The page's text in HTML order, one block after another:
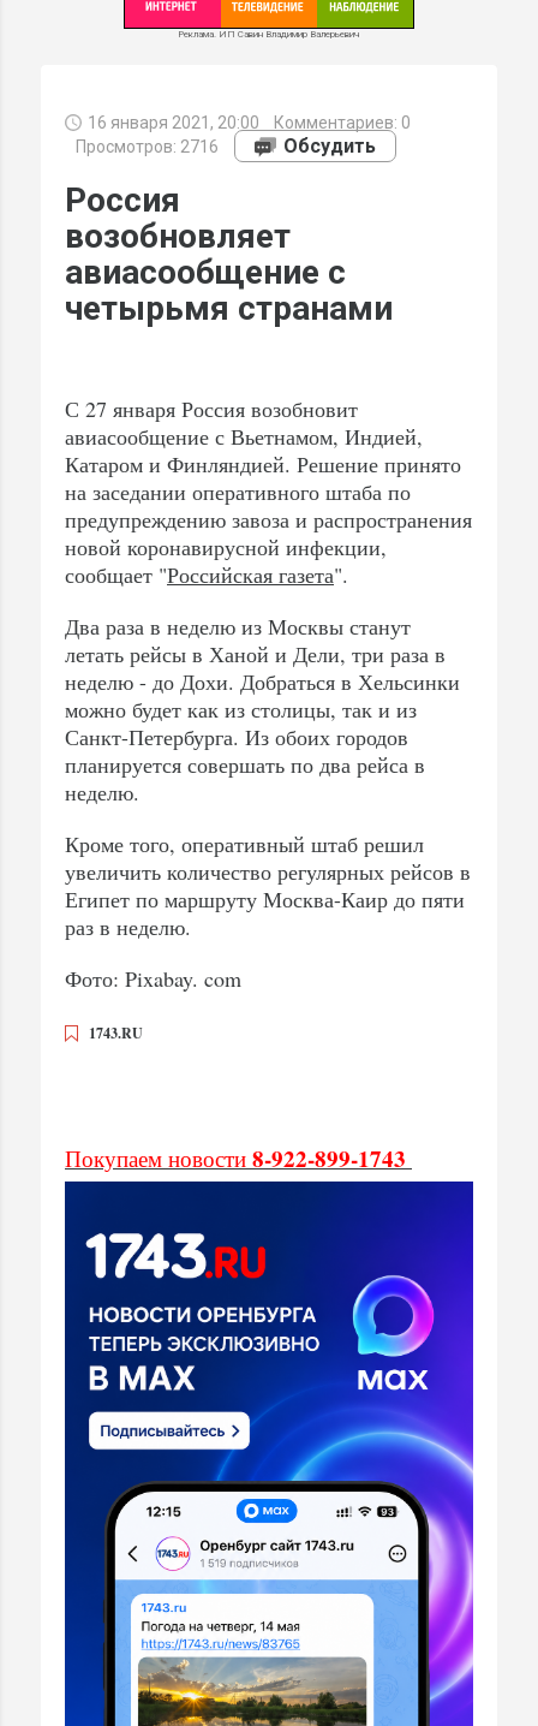
Реклама. ИП Савин Владимир Валерьевич
16 января 2021, 20:00 Комментариев: 0
Просмотров: 2716
Обсудить
Россия
возобновляет
авиасообщение с
четырьмя странами
С 27 января Россия возобновит
авиасообщение с Вьетнамом, Индией,
Катаром и Финляндией. Решение принято
на заседании оперативного штаба по
предупреждению завоза и распространения
новой коронавирусной инфекции,
сообщает "Российская газета".
Два раза в неделю из Москвы станут
летать рейсы в Ханой и Дели, три раза в
неделю - до Дохи. Добраться в Хельсинки
можно будет как из столицы, так и из
Санкт-Петербурга. Из обоих городов
планируется совершать по два рейса в
неделю.
Кроме того, оперативный штаб решил
увеличить количество регулярных рейсов в
Египет по маршруту Москва-Каир до пяти
раз в неделю.
Фото: Pixabay. com
1743.RU
Покупаем новости 8-922-899-1743